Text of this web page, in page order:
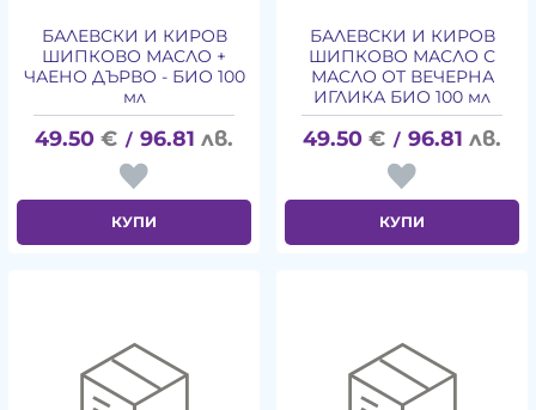
БАЛЕВСКИ И КИРОВ
ШИПКОВО МАСЛО +
ЧАЕНО ДЪРВО - БИО 100
мл
49.50 € / 96.81 лв.
КУПИ
БАЛЕВСКИ И КИРОВ
ШИПКОВО МАСЛО С
МАСЛО ОТ ВЕЧЕРНА
ИГЛИКА БИО 100 мл
49.50 € / 96.81 лв.
КУПИ